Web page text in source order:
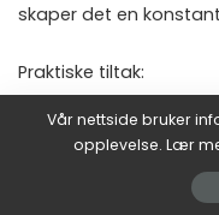
skaper det en
Praktiske tiltak:
Bruk dagslyslampe
perioden
Vår nettside bruker
opplevelse. Lær